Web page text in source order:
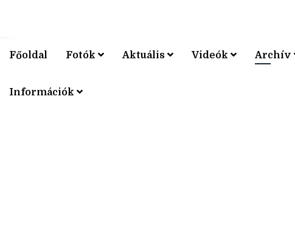
Főoldal Fotók Aktuális Videók Archív
Információk